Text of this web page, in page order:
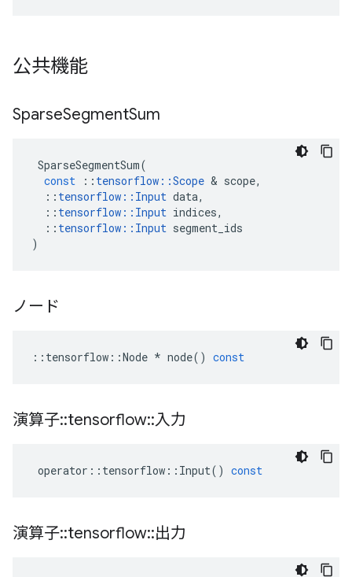
公共機能
SparseSegmentSum
SparseSegmentSum(
const
:: tensorflow ::Scope & scope,
:: tensorflow :: Input data,
:: tensorflow :: Input indices,
:: tensorflow :: Input segment_ids
)
ノード
:: tensorflow ::Node * node() const
演算子::tensorflow::入力
operator :: tensorflow :: Input() const
演算子::tensorflow::出力